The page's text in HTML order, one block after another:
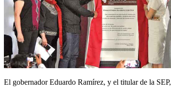
El gobernador Eduardo Ramírez, y el titular de la